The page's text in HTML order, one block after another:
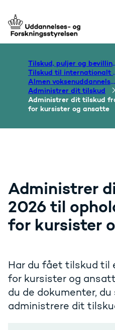
Gå til forsiden
Tilskud,
Tilskud til
Almen voksenuddannelse og folkeoplysning
Administrer dit tilskud
Administrer dit tilskud
for kursister og ansatte
Administrer
2026 til
for kursister
Har du fået tilskud til
for kursister og
du de dokumenter,
administrere dit